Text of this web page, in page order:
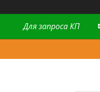
Для запроса КП